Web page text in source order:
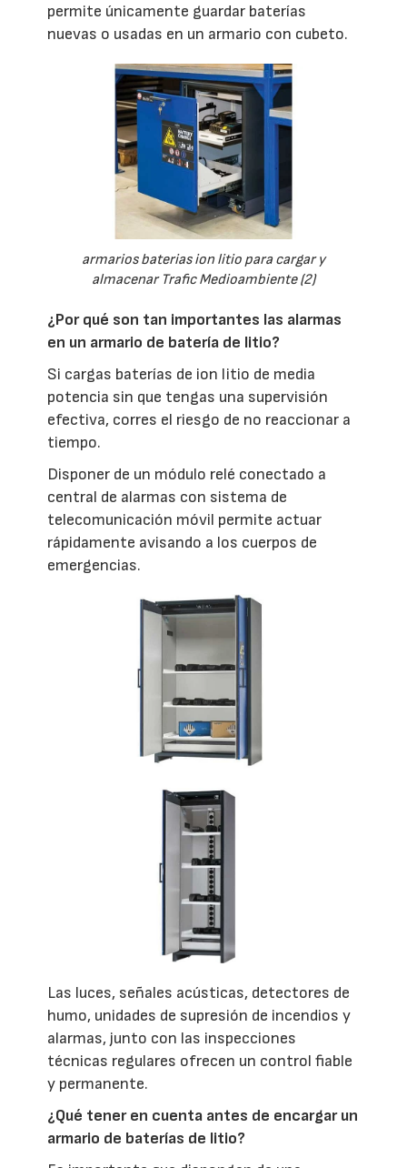
permite únicamente guardar baterías
nuevas o usadas en un armario con cubeto.
armarios baterias ion litio para cargar y
almacenar Trafic Medioambiente (2)
¿Por qué son tan importantes las alarmas
en un armario de batería de litio?
Si cargas baterías de ion litio de media
potencia sin que tengas una supervisión
efectiva, corres el riesgo de no reaccionar a
tiempo.
Disponer de un módulo relé conectado a
central de alarmas con sistema de
telecomunicación móvil permite actuar
rápidamente avisando a los cuerpos de
emergencias.
Las luces, señales acústicas, detectores de
humo, unidades de supresión de incendios y
alarmas, junto con las inspecciones
técnicas regulares ofrecen un control fiable
y permanente.
¿Qué tener en cuenta antes de encargar un
armario de baterías de litio?